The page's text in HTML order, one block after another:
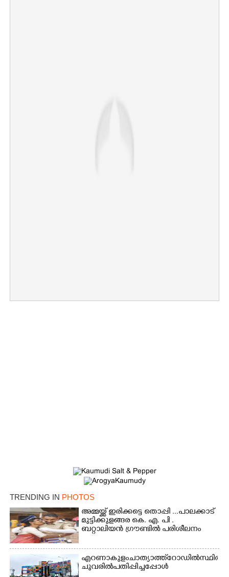
TRENDING IN PHOTOS
അമ്മയ്ക്ക് ഇരിക്കട്ടെ തൊപ്പി ...പാലക്കാട്
മുട്ടിക്കുളങ്ങര കെ. എ. പി .
ബറ്റാലിയൻ ഗ്രൗണ്ടിൽ പരിശീലനം
എറണാകുളം ചാത്യാത്ത് റോഡിൽ സ്ഥിതി
ചുവരിൽ പതിപ്പിച്ചപ്പോൾ